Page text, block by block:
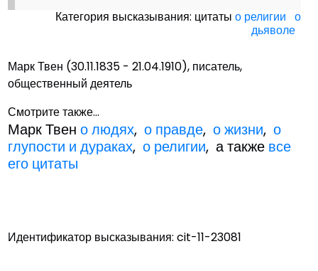
Категория высказывания: цитатыо религии о
дьяволе
Марк Твен (30.11.1835 - 21.04.1910), писатель,
общественный деятель
Смотрите также...
Марк Твено людях,о правде,о жизни,о
глупости и дураках,о религии, а также все
его цитаты
Идентификатор высказывания: cit-11-23081